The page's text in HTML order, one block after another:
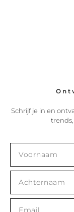
Schrijf je in en